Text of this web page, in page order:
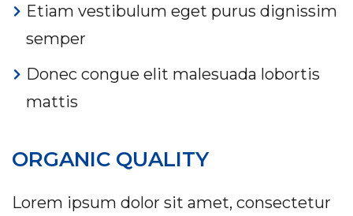
Etiam vestibulum eget purus dignissim
semper
Donec congue elit malesuada lobortis
mattis
ORGANIC QUALITY
Lorem ipsum dolor sit amet, consectetur